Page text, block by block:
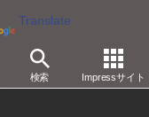
Translate
検索 Impressサイト